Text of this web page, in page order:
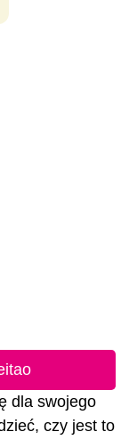
dla swojego
czy jest to